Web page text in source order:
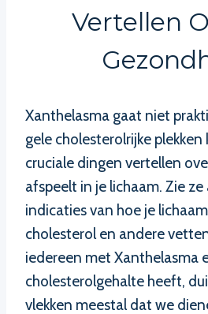
Vertellen
Xanthelasma gaat niet
gele cholesterolrijke
cruciale dingen vertellen
afspeelt in je lichaam. Zie
indicaties van hoe je
cholesterol en andere
iedereen met Xanthelasma
cholesterolgehalte heeft,
vlekken meestal dat we